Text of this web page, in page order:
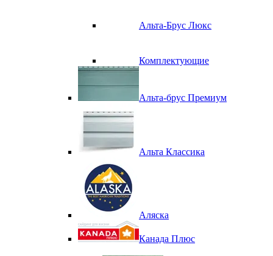
Альта-Брус Люкс
Комплектующие
Альта-брус Премиум
Альта Классика
Аляска
Канада Плюс